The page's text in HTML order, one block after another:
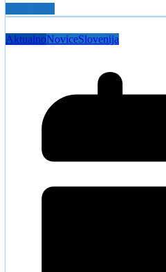
AktualnoNoviceSlovenija